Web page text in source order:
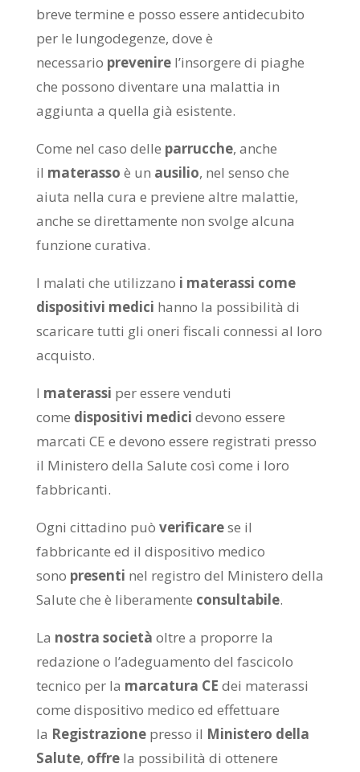
breve termine e posso essere antidecubito
per le lungodegenze, dove è
necessario prevenirel’insorgere di piaghe
che possono diventare una malattia in
aggiunta a quella già esistente.
Come nel caso delle parrucche, anche
il materasso è un ausilio, nel senso che
aiuta nella cura e previene altre malattie,
anche se direttamente non svolge alcuna
funzione curativa.
I malati che utilizzano i materassi come
dispositivi medici hanno la possibilità di
scaricare tutti gli oneri fiscali connessi al loro
acquisto.
I materassi per essere venduti
come dispositivi medici devono essere
marcati CE e devono essere registrati presso
il Ministero della Salute così come i loro
fabbricanti.
Ogni cittadino può verificarese il
fabbricante ed il dispositivo medico
sono presenti nel registro del Ministero della
Salute che è liberamente consultabile.
La nostra società oltre a proporre la
redazione o l’adeguamento del fascicolo
tecnico per la marcatura CE dei materassi
come dispositivo medico ed effettuare
la Registrazionepresso il Ministero della
Salute, offrela possibilità di ottenere